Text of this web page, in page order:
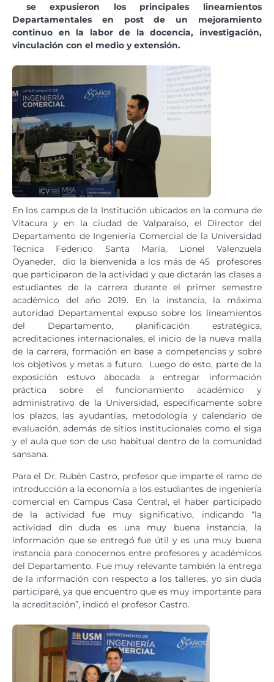
se expusieron los principales lineamientos
Departamentales en post de un mejoramiento
continuo en la labor de la docencia, investigación,
vinculación con el medio y extensión.
En los campus de la Institución ubicados en la comuna de
Vitacura y en la ciudad de Valparaíso, el Director del
Departamento de Ingeniería Comercial de la Universidad
Técnica Federico Santa María, Lionel Valenzuela
Oyaneder, dio la bienvenida a los más de 45 profesores
que participaron de la actividad y que dictarán las clases a
estudiantes de la carrera durante el primer semestre
académico del año 2019. En la instancia, la máxima
autoridad Departamental expuso sobre los lineamientos
del Departamento, planificación estratégica,
acreditaciones internacionales, el inicio de la nueva malla
de la carrera, formación en base a competencias y sobre
los objetivos y metas a futuro. Luego de esto, parte de la
exposición estuvo abocada a entregar información
práctica sobre el funcionamiento académico y
administrativo de la Universidad, específicamente sobre
los plazos, las ayudantías, metodología y calendario de
evaluación, además de sitios institucionales como el siga
y el aula que son de uso habitual dentro de la comunidad
sansana.
Para el Dr. Rubén Castro, profesor que imparte el ramo de
introducción a la economía a los estudiantes de ingeniería
comercial en Campus Casa Central, el haber participado
de la actividad fue muy significativo, indicando “la
actividad din duda es una muy buena instancia, la
información que se entregó fue útil y es una muy buena
instancia para conocernos entre profesores y académicos
del Departamento. Fue muy relevante también la entrega
de la información con respecto a los talleres, yo sin duda
participaré, ya que encuentro que es muy importante para
la acreditación”, indicó el profesor Castro.